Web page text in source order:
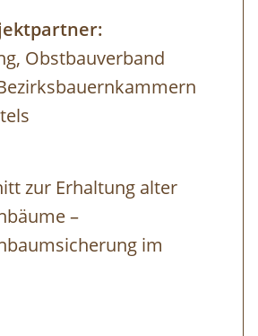
Obstbauverband
zur Erhaltung alter
–
im